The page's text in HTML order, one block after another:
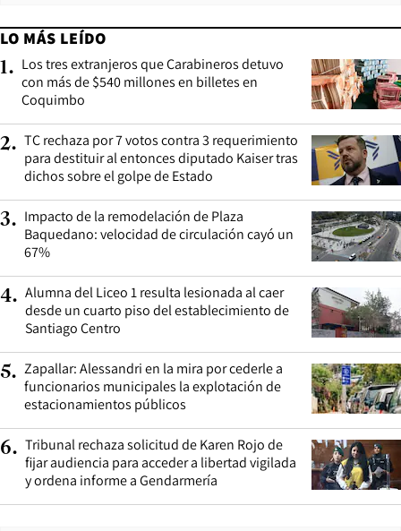
LO MÁS LEÍDO
1. Los tres extranjeros que Carabineros detuvo
con más de $540 millones en billetes en
Coquimbo
2. TC rechaza por 7 votos contra 3 requerimiento
para destituir al entonces diputado Kaiser tras
dichos sobre el golpe de Estado
3. Impacto de la remodelación de Plaza
Baquedano: velocidad de circulación cayó un
67%
4. Alumna del Liceo 1 resulta lesionada al caer
desde un cuarto piso del establecimiento de
Santiago Centro
5. Zapallar: Alessandri en la mira por cederle a
funcionarios municipales la explotación de
estacionamientos públicos
6. Tribunal rechaza solicitud de Karen Rojo de
fijar audiencia para acceder a libertad vigilada
y ordena informe a Gendarmería